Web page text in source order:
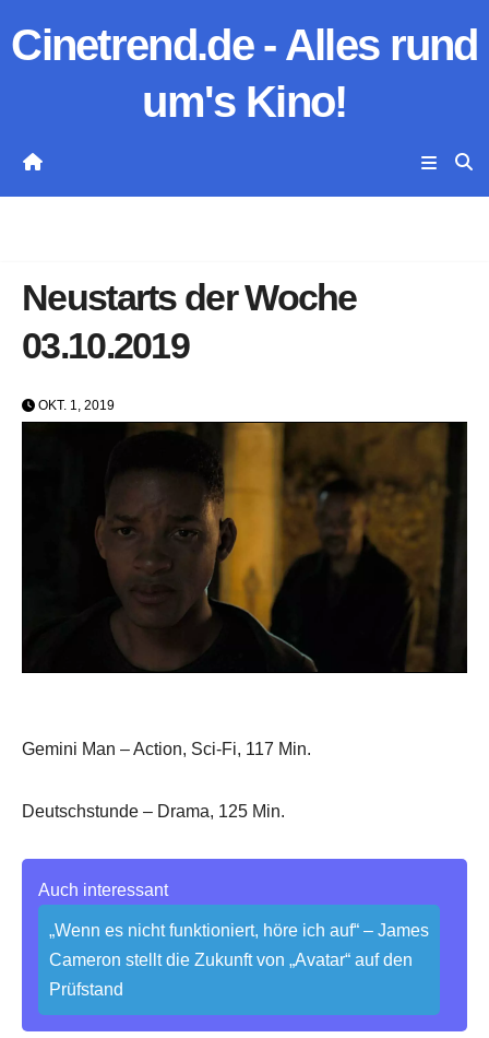
Inhalt
Cinetrend.de - Alles rund
um's Kino!
Neustarts der Woche
03.10.2019
OKT. 1, 2019
Gemini Man – Action, Sci-Fi, 117 Min.
Deutschstunde – Drama, 125 Min.
Auch interessant
„Wenn es nicht funktioniert, höre ich auf“ – James
Cameron stellt die Zukunft von „Avatar“ auf den
Prüfstand